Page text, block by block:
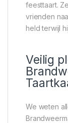
feesttaart.
vrienden
held terwijl
Veilig
We weten